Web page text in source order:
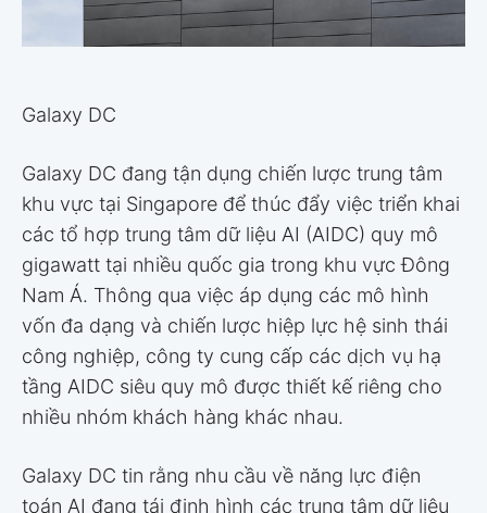
Galaxy DC
Galaxy DC đang tận dụng chiến lược trung tâm
khu vực tại Singapore để thúc đẩy việc triển khai
các tổ hợp trung tâm dữ liệu AI (AIDC) quy mô
gigawatt tại nhiều quốc gia trong khu vực Đông
Nam Á. Thông qua việc áp dụng các mô hình
vốn đa dạng và chiến lược hiệp lực hệ sinh thái
công nghiệp, công ty cung cấp các dịch vụ hạ
tầng AIDC siêu quy mô được thiết kế riêng cho
nhiều nhóm khách hàng khác nhau.
Galaxy DC tin rằng nhu cầu về năng lực điện
toán AI đang tái định hình các trung tâm dữ liệu